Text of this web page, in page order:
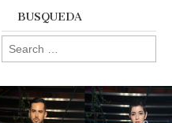
BUSQUEDA
Search
for: